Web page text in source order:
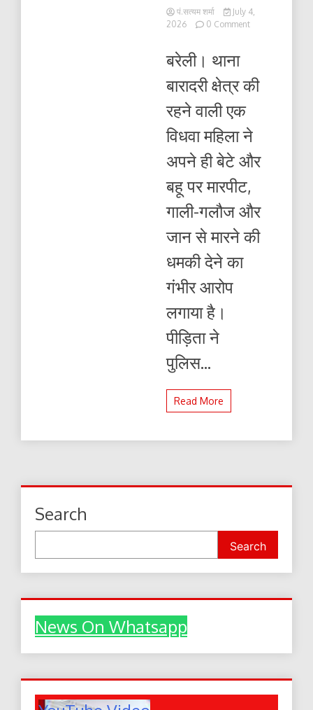
पं.सत्यम शर्मा
July 4,
2026
0 Commenton
अनसुनी
पर
आरोप
कार्रवाई
का
बरेली। थाना
बारादरी क्षेत्र की
रहने वाली एक
विधवा महिला ने
अपने ही बेटे और
बहू पर मारपीट,
गाली-गलौज और
जान से मारने की
धमकी देने का
गंभीर आरोप
लगाया है।
पीड़िता ने
पुलिस...
Read More
Search
Search
News On Whatsapp